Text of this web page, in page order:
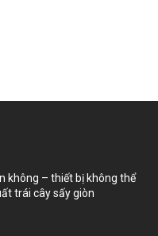
không – thiết bị không thể
trái cây sấy giòn